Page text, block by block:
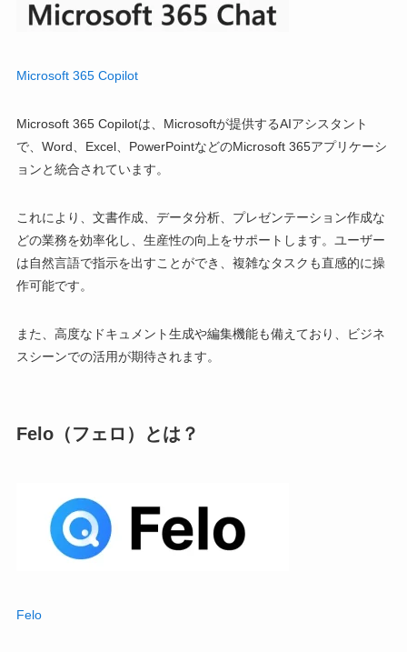
Microsoft 365 Copilot
Microsoft 365 Copilotは、Microsoftが提供するAIアシスタント
で、Word、Excel、PowerPointなどのMicrosoft 365アプリケーシ
ョンと統合されています。
これにより、文書作成、データ分析、プレゼンテーション作成な
どの業務を効率化し、生産性の向上をサポートします。ユーザー
は自然言語で指示を出すことができ、複雑なタスクも直感的に操
作可能です。
また、高度なドキュメント生成や編集機能も備えており、ビジネ
スシーンでの活用が期待されます。
Felo（フェロ）とは？
Felo